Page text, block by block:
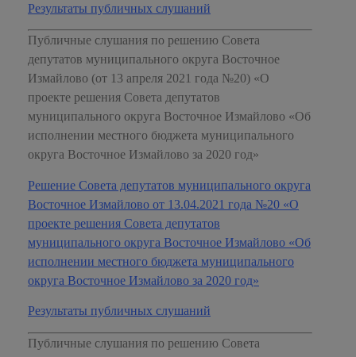
Результаты публичных слушаний
Публичные слушания по решению Совета
депутатов муниципального округа Восточное
Измайлово (от 13 апреля 2021 года №20) «О
проекте решения Совета депутатов
муниципального округа Восточное Измайлово «Об
исполнении местного бюджета муниципального
округа Восточное Измайлово за 2020 год»
Решение Совета депутатов муниципального округа
Восточное Измайлово от 13.04.2021 года №20 «О
проекте решения Совета депутатов
муниципального округа Восточное Измайлово «Об
исполнении местного бюджета муниципального
округа Восточное Измайлово за 2020 год»
Результаты публичных слушаний
Публичные слушания по решению Совета